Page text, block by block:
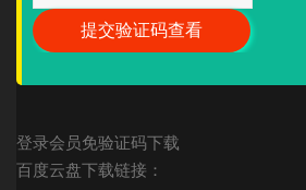
登录会员免验证码下载
百度云盘下载链接：